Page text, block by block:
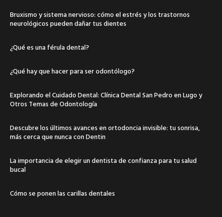
Bruxismo y sistema nervioso: cómo el estrés y los trastornos
neurológicos pueden dañar tus dientes
¿Qué es una férula dental?
¿Qué hay que hacer para ser odontólogo?
Explorando el Cuidado Dental: Clínica Dental San Pedro en Lugo y
Otros Temas de Odontología
Descubre los últimos avances en ortodoncia invisible: tu sonrisa,
más cerca que nunca con Dentin
La importancia de elegir un dentista de confianza para tu salud
bucal
Cómo se ponen las carillas dentales